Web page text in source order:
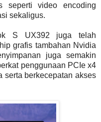
seperti video encoding
sekaligus.
S UX392 juga telah
grafis tambahan Nvidia
juga semakin
penggunaan PCIe x4
serta berkecepatan akses